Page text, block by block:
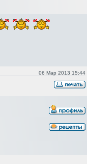
06 Мар 2013 15:44